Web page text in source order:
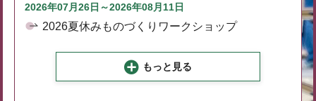
2026年07月26日～2026年08月11日
2026夏休みものづくりワークショップ
もっと見る